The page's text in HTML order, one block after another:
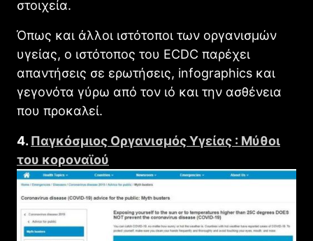
στοιχεία.
Όπως και άλλοι ιστότοποι των οργανισμών
υγείας, ο ιστότοπος του ECDC παρέχει
απαντήσεις σε ερωτήσεις, infographics και
γεγονότα γύρω από τον ιό και την ασθένεια
που προκαλεί.
4. Παγκόσμιος Οργανισμός Υγείας : Μύθοι
του κοροναϊού